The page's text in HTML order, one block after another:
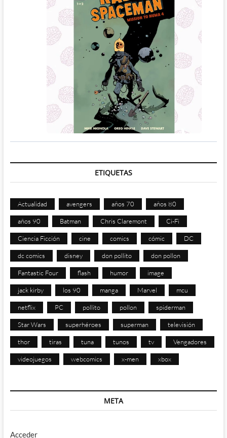
ETIQUETAS
Actualidad avengers años 70 años 80
años 90 Batman Chris Claremont Ci-Fi
Ciencia Ficción cine comics cómic DC
dc comics disney don pollito don pollon
Fantastic Four flash humor image
jack kirby los 90 manga Marvel mcu
netflix PC pollito pollon spiderman
Star Wars superhéroes superman televisión
thor tiras tuna tunos tv Vengadores
videojuegos webcomics x-men xbox
META
Acceder